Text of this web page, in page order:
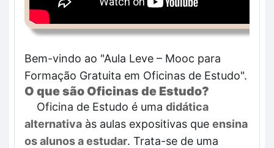
Bem-vindo ao "Aula Leve – Mooc para
Formação Gratuita em Oficinas de Estudo".
O que são Oficinas de Estudo?
Oficina de Estudo é uma didática
alternativa às aulas expositivas que ensina
os alunos a estudar. Trata-se de uma